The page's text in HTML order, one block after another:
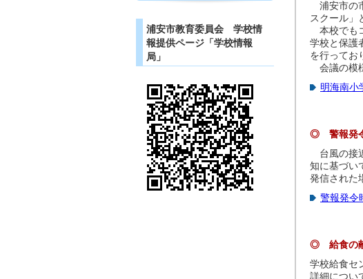
浦安市の
スクール」
本校でも
学校と保護
を行ってお
会議の模
明海南小
◎ 警報発令
台風の接
知に基づい
発信された
警報発令
◎ 給食の献
学校給食セ
詳細につい
浦安市教育委員会 学校情
報提供ページ「学校情報
局」